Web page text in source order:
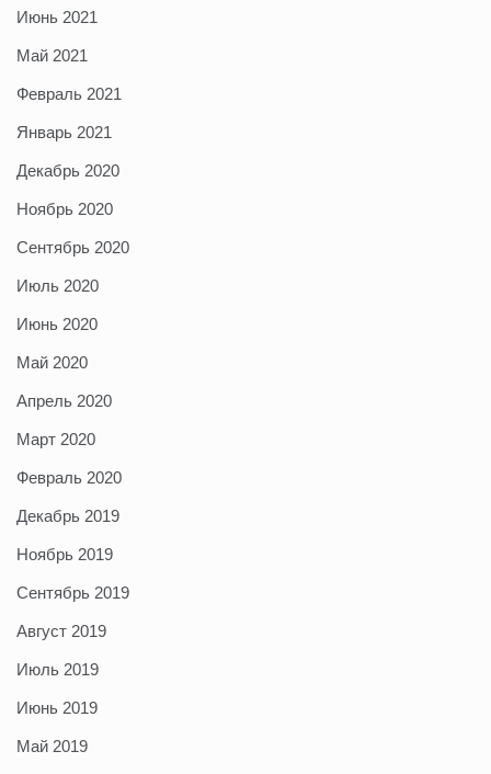
Июнь 2021
Май 2021
Февраль 2021
Январь 2021
Декабрь 2020
Ноябрь 2020
Сентябрь 2020
Июль 2020
Июнь 2020
Май 2020
Апрель 2020
Март 2020
Февраль 2020
Декабрь 2019
Ноябрь 2019
Сентябрь 2019
Август 2019
Июль 2019
Июнь 2019
Май 2019